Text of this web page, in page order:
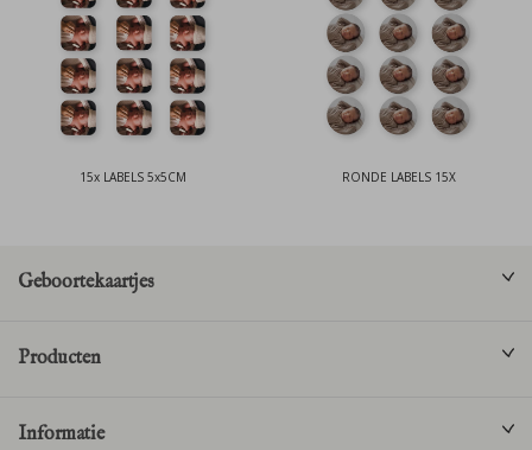
15x LABELS 5x5CM RONDE LABELS 15X
Geboortekaartjes
Producten
Informatie